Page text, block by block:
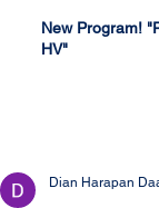
New Program!
HV"
Dian Harapan